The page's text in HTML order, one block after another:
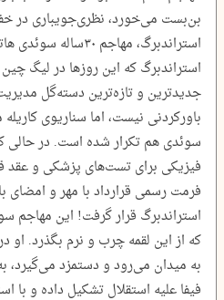
بن‌بست می‌خورد، نظری‌جویباری در
استراندبرگ، مهاجم
استراندبرگ که این روزها در لیگ
جدیدترین و تازه‌ترین دسته‌گل
باورکردنی نیست، اما سناریوی
سوئدی هم تکرار شده است. در حالی
فیزیکی برای تست‌های پزشکی و عقد
فرمت رسمی قرارداد با مهر و امضای
استراندبرگ قرار گرفت! این مهاجم
که از این لقمه چرب و نرم بگذرد. او
به میدان می‌رود و دستمزد می‌گیرد،
فیفا علیه استقلال تشکیل داده و با